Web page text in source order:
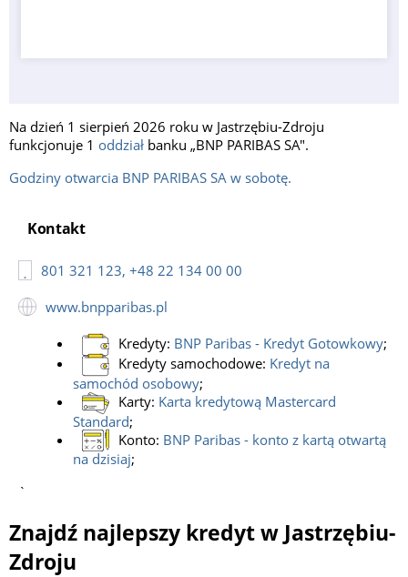
Na dzień 1 sierpień 2026 roku w Jastrzębiu-Zdroju
funkcjonuje 1 oddział banku „BNP PARIBAS SA".
Godziny otwarcia BNP PARIBAS SA w sobotę.
Kontakt
801 321 123, +48 22 134 00 00
www.bnpparibas.pl
Kredyty: BNP Paribas - Kredyt Gotowkowy;
Kredyty samochodowe: Kredyt na
samochód osobowy;
Karty: Karta kredytową Mastercard
Standard;
Konto: BNP Paribas - konto z kartą otwartą
na dzisiaj;
`
Znajdź najlepszy kredyt w Jastrzębiu-
Zdroju